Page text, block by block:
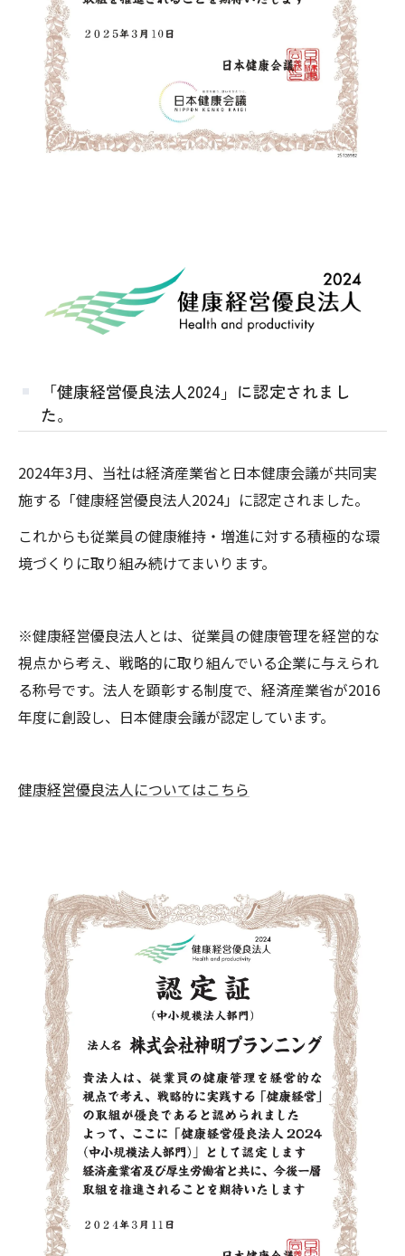
「健康経営優良法人2024」に認定されまし
た。
2024年3月、当社は経済産業省と日本健康会議が共同実
施する「健康経営優良法人2024」に認定されました。
これからも従業員の健康維持・増進に対する積極的な環
境づくりに取り組み続けてまいります。
※健康経営優良法人とは、従業員の健康管理を経営的な
視点から考え、戦略的に取り組んでいる企業に与えられ
る称号です。法人を顕彰する制度で、経済産業省が2016
年度に創設し、日本健康会議が認定しています。
健康経営優良法人についてはこちら